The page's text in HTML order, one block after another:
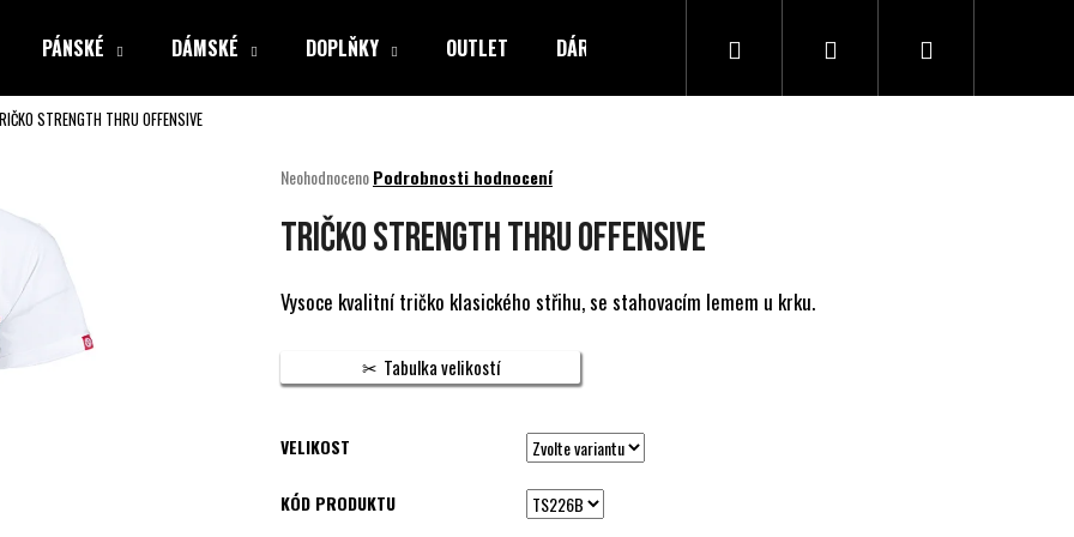
PÁNSKÉ DÁMSKÉ DOPLŇKY OUTLET DÁRKOVÝ POUKAZ Hledat Přihlášení Nákupní
STRENGTH THRU OFFENSIVE
Průměrné
produktu
z
5
NeohodnocenoPodrobnosti hodnocení
TRIČKO STRENGTH THRU OFFENSIVE
Vysoce kvalitní tričko klasického střihu, se stahovacím lemem u krku.
Tabulka velikostí
VELIKOST
KÓD PRODUKTU
Co potřebujete najít?
HLEDAT